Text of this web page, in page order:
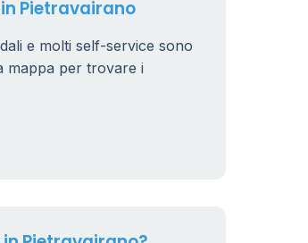
Pietravairano
e molti self-service sono
mappa per trovare i